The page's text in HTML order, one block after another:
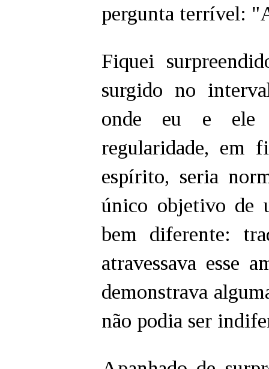
pergunta terrível:
Fiquei
surgido no
onde eu e ele
regularidade, em
espírito, seria
único objetivo de
bem diferente:
atravessava esse
demonstrava
não podia ser